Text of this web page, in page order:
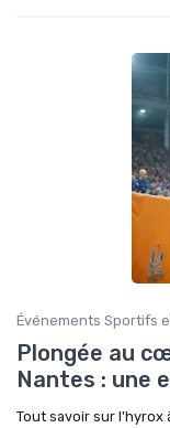
Événements Sportifs
Plongée au
Nantes : une
Tout savoir sur l'hyrox